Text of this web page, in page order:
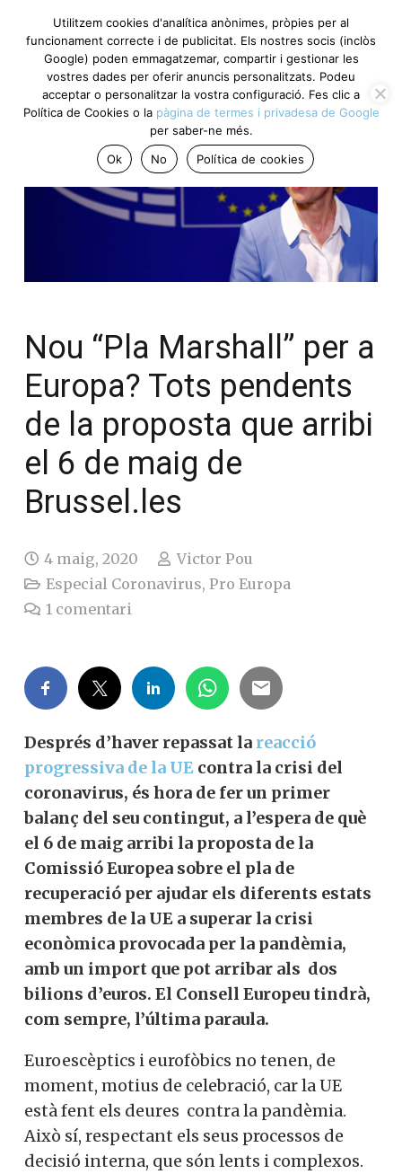
Nou “Pla Marshall” per a
Europa? Tots pendents
de la proposta que arribi
el 6 de maig de
Brussel.les
4 maig, 2020
Victor Pou
Especial Coronavirus,Pro Europa
1 comentari
Després d’haver repassat la reacció
progressiva de la UE contra la crisi del
coronavirus, és hora de fer un primer
balanç del seu contingut, a l’espera de què
el 6 de maig arribi la proposta de la
Comissió Europea sobre el pla de
recuperació per ajudar els diferents estats
membres de la UE a superar la crisi
econòmica provocada per la pandèmia,
amb un import que pot arribar als dos
bilions d’euros. El Consell Europeu tindrà,
com sempre, l’última paraula.
Euroescèptics i eurofòbics no tenen, de
moment, motius de celebració, car la UE
està fent els deures contra la pandèmia.
Això sí, respectant els seus processos de
decisió interna, que són lents i complexos.
Utilitzem cookies d'analítica anònimes, pròpies per al
funcionament correcte i de publicitat. Els nostres socis (inclòs
Google) poden emmagatzemar, compartir i gestionar les
vostres dades per oferir anuncis personalitzats. Podeu
acceptar o personalitzar la vostra configuració. Fes clic a
Política de Cookies o la pàgina de termes i privadesa de Google
per saber-ne més.
Ok
No Política de cookies